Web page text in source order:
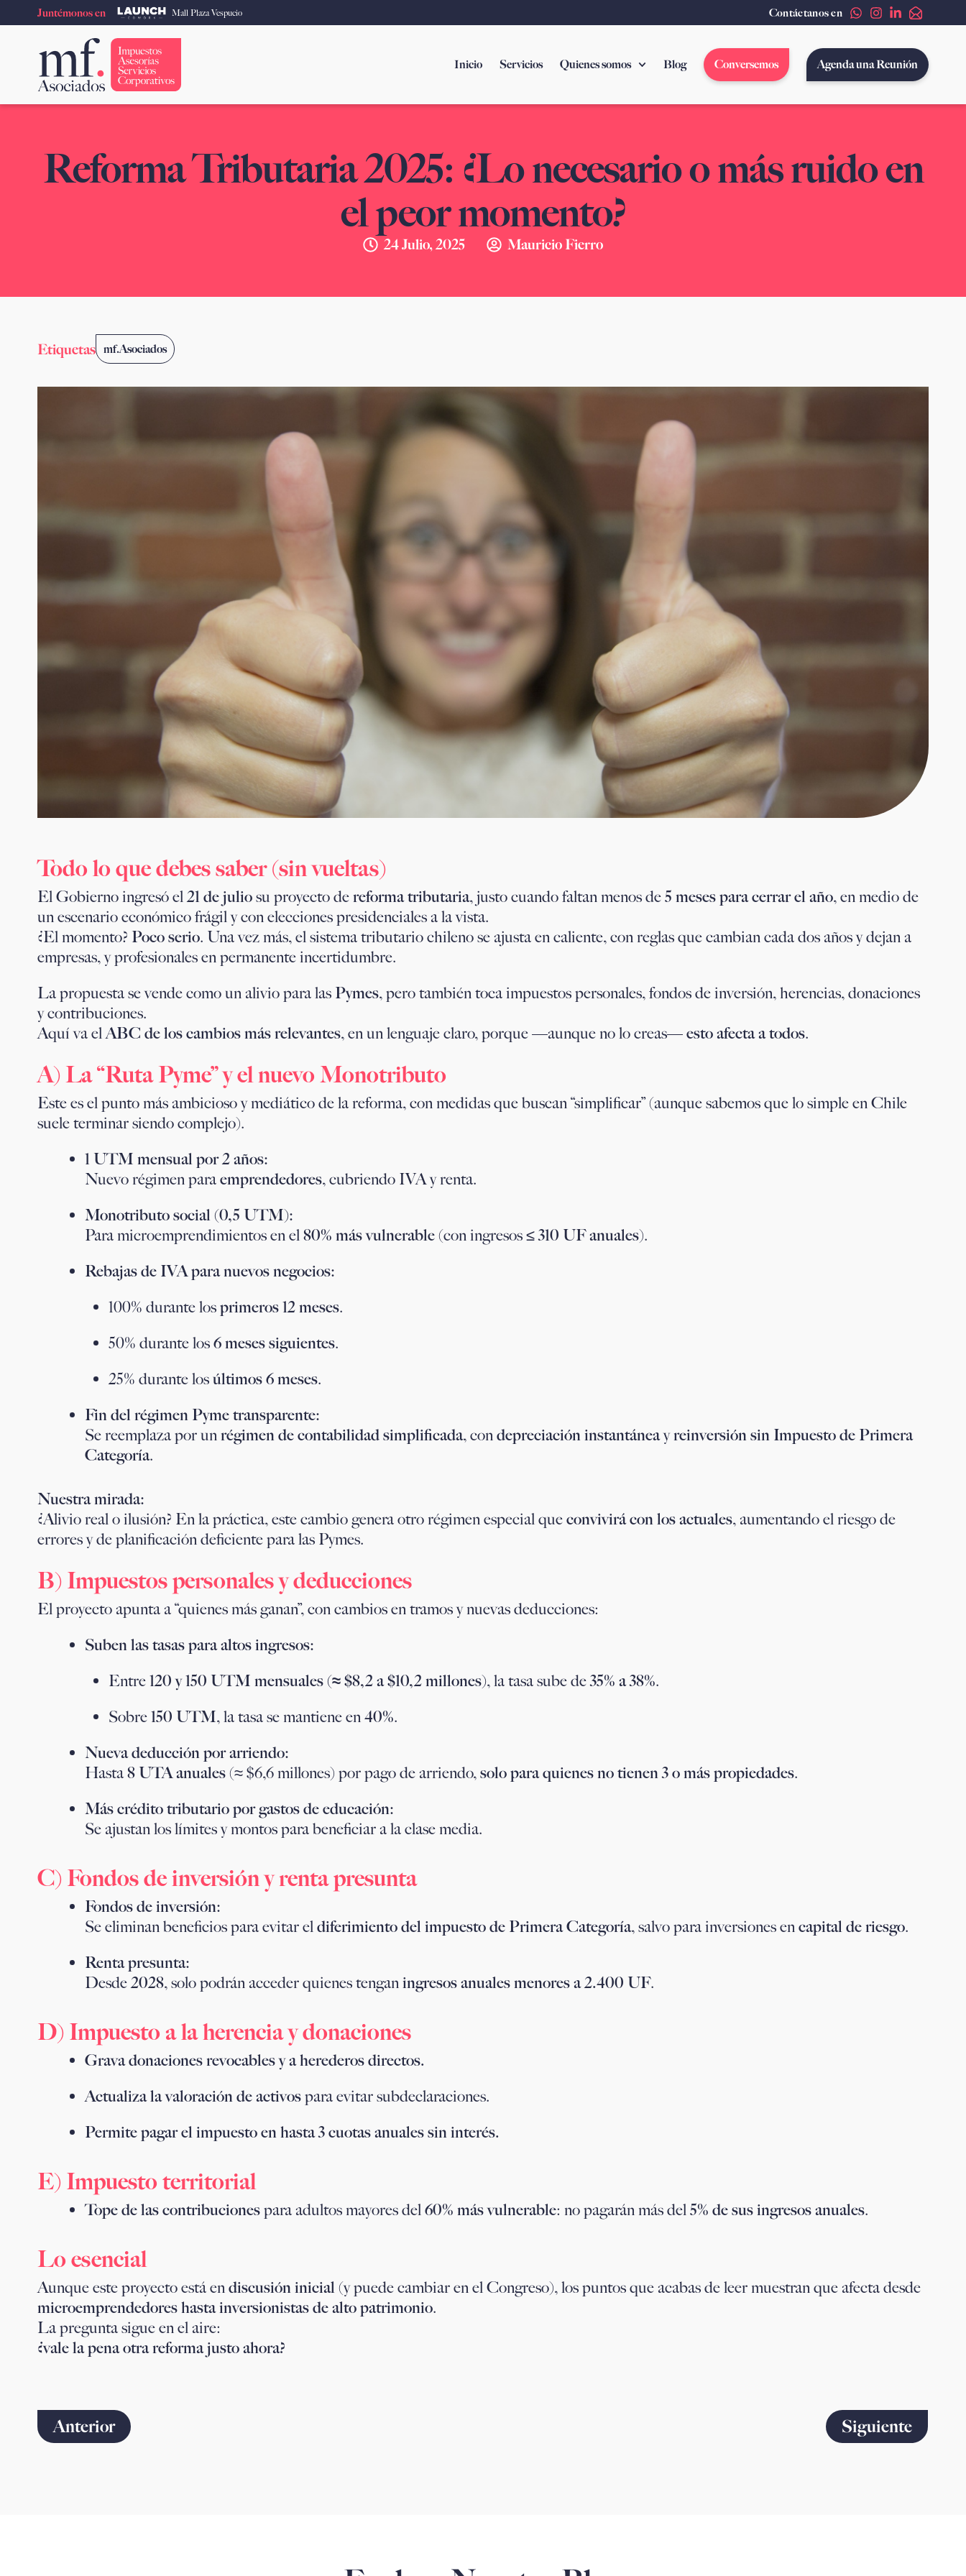
al
Juntémonos en Mall Plaza Vespucio Contáctanos en
Inicio Servicios Quienes somos Blog Conversemos Agenda una Reunión
Reforma Tributaria 2025: ¿Lo necesario o más ruido en
el peor momento?
24 Julio, 2025 Mauricio Fierro
Etiquetas mf.Asociados
Todo lo que debes saber (sin vueltas)
El Gobierno ingresó el21 de juliosu proyecto dereforma tributaria, justo cuando faltan menos de5 meses para cerrar el año, en medio de
un escenario económico frágil y con elecciones presidenciales a la vista.
¿El momento? Poco serio. Una vez más, el sistema tributario chileno se ajusta en caliente, con reglas que cambian cada dos años y dejan a
empresas, y profesionales en permanente incertidumbre.
La propuesta se vende como un alivio para las Pymes, pero también toca impuestos personales, fondos de inversión, herencias, donaciones
y contribuciones.
Aquí va elABC de los cambios más relevantes, en un lenguaje claro, porque —aunque no lo creas—esto afecta a todos.
A) La “Ruta Pyme” y el nuevo Monotributo
Este es el punto más ambicioso y mediático de la reforma, con medidas que buscan “simplificar” (aunque sabemos que lo simple en Chile
suele terminar siendo complejo).
1 UTM mensual por 2 años:
Nuevo régimen paraemprendedores, cubriendo IVA y renta.
Monotributo social (0,5 UTM):
Para microemprendimientos en el80% más vulnerable(con ingresos ≤310 UF anuales).
Rebajas de IVA para nuevos negocios:
100% durante losprimeros 12 meses.
50% durante los6 meses siguientes.
25% durante losúltimos 6 meses.
Fin del régimen Pyme transparente:
Se reemplaza por unrégimen de contabilidad simplificada, condepreciación instantáneayreinversión sin Impuesto de Primera
Categoría.
Nuestra mirada:
¿Alivio real o ilusión? En la práctica, este cambio genera otro régimen especial queconvivirá con los actuales, aumentando el riesgo de
errores y de planificación deficiente para las Pymes.
B) Impuestos personales y deducciones
El proyecto apunta a “quienes más ganan”, con cambios en tramos y nuevas deducciones:
Suben las tasas para altos ingresos:
Entre120 y 150 UTM mensuales (≈ $8,2 a $10,2 millones), la tasa sube de35% a 38%.
Sobre150 UTM, la tasa se mantiene en40%.
Nueva deducción por arriendo:
Hasta8 UTA anuales(≈ $6,6 millones) por pago de arriendo,solo para quienes no tienen 3 o más propiedades.
Más crédito tributario por gastos de educación:
Se ajustan los límites y montos para beneficiar a la clase media.
C) Fondos de inversión y renta presunta
Fondos de inversión:
Se eliminan beneficios para evitar eldiferimiento del impuesto de Primera Categoría, salvo para inversiones encapital de riesgo.
Renta presunta:
Desde2028, solo podrán acceder quienes tenganingresos anuales menores a 2.400 UF.
D) Impuesto a la herencia y donaciones
Grava donaciones revocables y a herederos directos.
Actualiza la valoración de activospara evitar subdeclaraciones.
Permite pagar el impuesto en hasta 3 cuotas anuales sin interés.
E) Impuesto territorial
Tope de las contribucionespara adultos mayores del60% más vulnerable: no pagarán más del5% de sus ingresos anuales.
Lo esencial
Aunque este proyecto está endiscusión inicial(y puede cambiar en el Congreso), los puntos que acabas de leer muestran que afecta desde
microemprendedores hasta inversionistas de alto patrimonio.
La pregunta sigue en el aire:
¿vale la pena otra reforma justo ahora?
Anterior Siguiente